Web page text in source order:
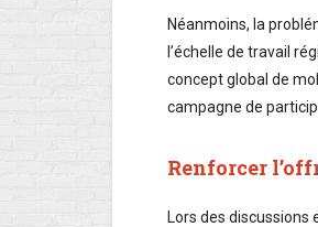
Néanmoins, la
l’échelle de travail
concept global de
campagne de
Renforcer
Lors des discussions